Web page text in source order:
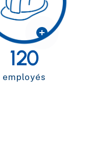
120
employés